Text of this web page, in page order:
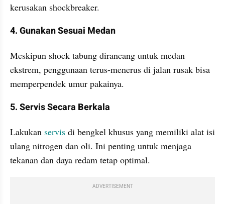
kerusakan shockbreaker.
4. Gunakan Sesuai Medan
Meskipun shock tabung dirancang untuk medan
ekstrem, penggunaan terus-menerus di jalan rusak bisa
memperpendek umur pakainya.
5. Servis Secara Berkala
Lakukan servis di bengkel khusus yang memiliki alat isi
ulang nitrogen dan oli. Ini penting untuk menjaga
tekanan dan daya redam tetap optimal.
ADVERTISEMENT